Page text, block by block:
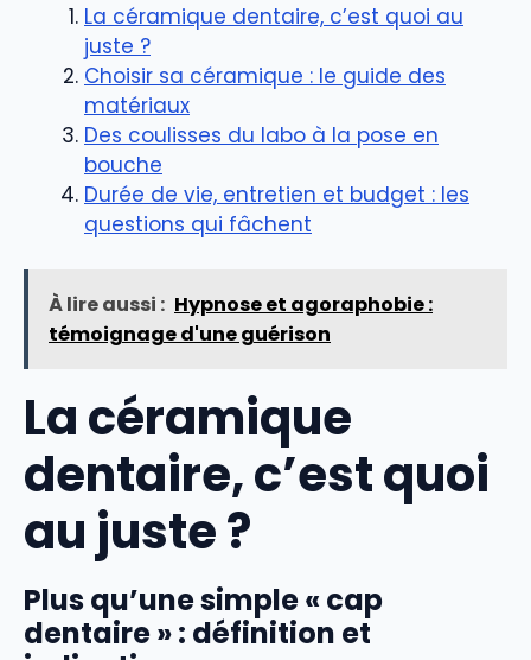
La céramique dentaire, c’est quoi au
juste ?
Choisir sa céramique : le guide des
matériaux
Des coulisses du labo à la pose en
bouche
Durée de vie, entretien et budget : les
questions qui fâchent
À lire aussi : Hypnose et agoraphobie :
témoignage d'une guérison
La céramique
dentaire, c’est quoi
au juste ?
Plus qu’une simple « cap
dentaire » : définition et